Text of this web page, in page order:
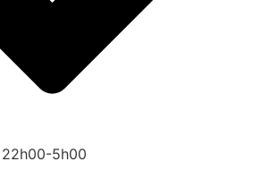
5h00